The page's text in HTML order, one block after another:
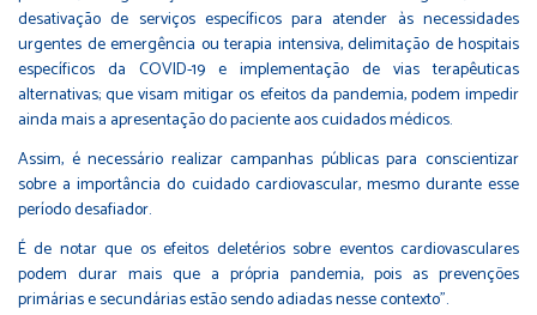
desativação de serviços específicos para atender às necessidades
urgentes de emergência ou terapia intensiva, delimitação de hospitais
específicos da COVID-19 e implementação de vias terapêuticas
alternativas; que visam mitigar os efeitos da pandemia, podem impedir
ainda mais a apresentação do paciente aos cuidados médicos.
Assim, é necessário realizar campanhas públicas para conscientizar
sobre a importância do cuidado cardiovascular, mesmo durante esse
período desafiador.
É de notar que os efeitos deletérios sobre eventos cardiovasculares
podem durar mais que a própria pandemia, pois as prevenções
primárias e secundárias estão sendo adiadas nesse contexto”.